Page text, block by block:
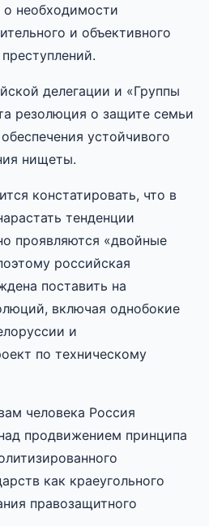
о необходимости
и объективного
делегации и «Группы
резолюция о защите семьи
устойчивого
нищеты.
констатировать, что в
тенденции
проявляются «двойные
российская
поставить на
включая однобокие
и
по техническому
человека Россия
продвижением принципа
как краеугольного
правозащитного